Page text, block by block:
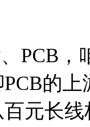
PCB
的
元长线